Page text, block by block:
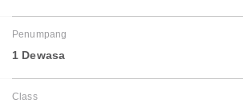
Penumpang
1 Dewasa
Class